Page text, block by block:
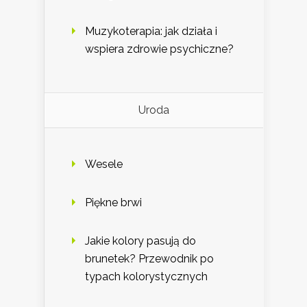
Muzykoterapia: jak działa i
wspiera zdrowie psychiczne?
Uroda
Wesele
Piękne brwi
Jakie kolory pasują do
brunetek? Przewodnik po
typach kolorystycznych